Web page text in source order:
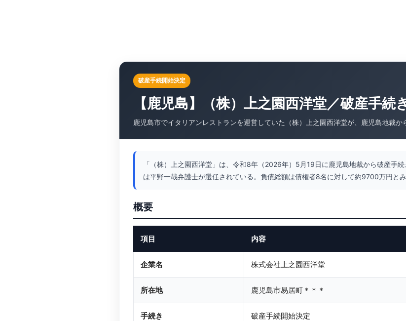
破産手続開始決定
【鹿児島】（株）上之園西洋堂／破産手続
鹿児島市でイタリアンレストランを運営していた（株）上之園西洋堂が、鹿児島地裁か
「（株）上之園西洋堂」は、令和8年（2026年）5月19日に鹿児島地裁から破産手
は平野一哉弁護士が選任されている。負債総額は債権者8名に対して約9700万円とみ
概要
項目 内容
企業名 株式会社上之園西洋堂
所在地 鹿児島市易居町＊＊＊
手続き 破産手続開始決定